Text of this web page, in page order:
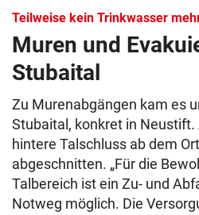
Teilweise kein Trinkwasser
Muren und
Stubaital
Zu Murenabgängen kam es
Stubaital, konkret in
hintere Talschluss ab dem
abgeschnitten. „Für die
Talbereich ist ein Zu- und
Notweg möglich. Die